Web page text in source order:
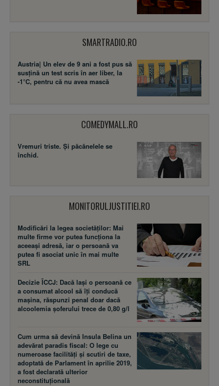
SMARTRADIO.RO
Austria| Un elev de 9 ani a fost pus să
susţină un test scris în aer liber, la
-1°C, pentru că nu avea mască
COMEDYMALL.RO
Vremuri triste. Şi păcănelele se
închid.
MONITORULJUSTITIEI.RO
Modificări la legea societăţilor: Mai
multe firme vor putea funcţiona la
aceeaşi adresă, iar o persoană va
putea fi asociat unic în mai multe
SRL
Decizie ÎCCJ: Dacă laşi o persoană ce
a consumat alcool să îţi conducă
maşina, răspunzi penal doar dacă
alcoolemia şoferului trece de 0,80 g/l
Cum urma să devină Insula Belina un
adevărat paradis fiscal: O lege cu
numeroase facilităţi şi scutiri de taxe,
adoptată de Parlament în aprilie 2019,
a fost declarată ulterior
neconstituţională